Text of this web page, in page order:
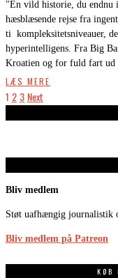
"En vild historie, du endnu
hæsblæsende rejse fra
ti kompleksitetsniveauer,
hyperintelligens. Fra Big
Kroatien og for fuld fart ud
LÆS MERE
1 2 3 Next
Bliv medlem
Støt uafhængig journalistik
Bliv medlem på Patreon
KØB